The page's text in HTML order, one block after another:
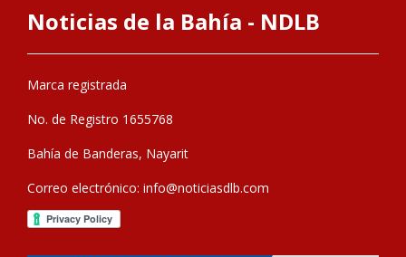
Noticias de la Bahía - NDLB
Marca registrada
No. de Registro 1655768
Bahía de Banderas, Nayarit
Correo electrónico: info@noticiasdlb.com